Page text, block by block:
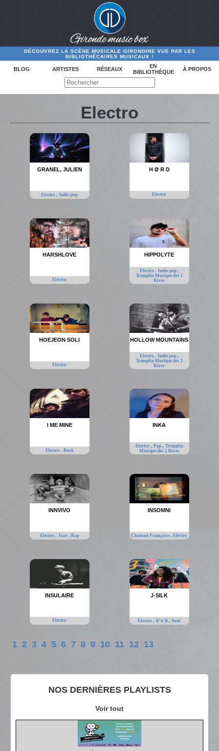
DÉCOUVREZ LA SCÈNE MUSICALE GIRONDINE VUE PAR LES
BIBLIOTHÉCAIRES MUSICAUX !
BLOG ARTISTES RÉSEAUX
EN
BIBLIOTHÈQUE
À PROPOS
NOS DERNIÈRES PLAYLISTS
Voir tout
Electro
GRANEL, JULIEN
Electro,Indie pop
H Ø R D
Electro
HARSHLOVE
Electro
HIPPOLYTE
Electro , Indie pop ,
Tremplin Musique des 2
Rives
HOEJEON SOLI
Electro
HOLLOW MOUNTAINS
Electro , Indie pop ,
Tremplin Musique des 2
Rives
I ME MINE
Electro , Rock
INKA
Electro , Pop , Tremplin
Musique des 2 Rives
INNVIVO
Electro , Jazz , Rap
INSOMNI
Chanson Française,Electro
INSULAIRE
Electro
J-SILK
Electro,R'n'B,Soul
1 2 3 4 5 6 7 8 9 10 11 12 13